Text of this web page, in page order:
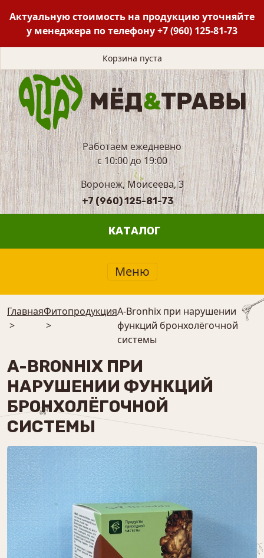
Актуальную стоимость на продукцию уточняйте
у менеджера по телефону+7 (960) 125-81-73
Корзина пуста
Работаем ежедневно
с 10:00 до 19:00
Воронеж, Моисеева, 3
+7 (960) 125-81-73
КАТАЛОГ
Меню
Главная
>
Фитопродукция
>
A-Bronhix при нарушении
функций бронхолёгочной
системы
A-BRONHIX ПРИ
НАРУШЕНИИ ФУНКЦИЙ
БРОНХОЛЁГОЧНОЙ
СИСТЕМЫ